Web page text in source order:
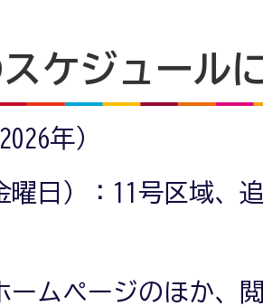
ケジュール
年）
曜日）：11号区域、
ームページのほか、